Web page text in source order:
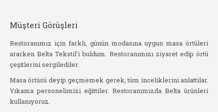
Müşteri Görüşleri
Restoranımız için farklı, günün modasına uygun masa örtüleri
ararken Belta Tekstil’i buldum. Restoranımızı ziyaret edip örtü
çeşitlerini sergilediler.
Masa örtüsü deyip geçmemek gerek, tüm inceliklerini anlattılar.
Yıkama personelimizi eğittiler. Restoranımızda Belta ürünleri
kullanıyoruz.